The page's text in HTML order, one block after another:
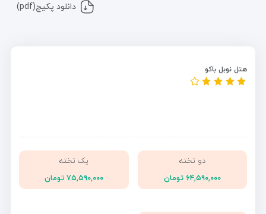
دانلود پکیج(pdf)
هتل نوبل باکو
دو تخته
۶۴,۵۹۰,۰۰۰ تومان
یک تخته
۷۵,۵۹۰,۰۰۰ تومان